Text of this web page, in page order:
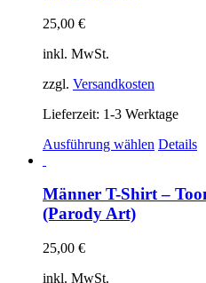
gewählt
werden
25,00 €
inkl. MwSt.
zzgl. Versandkosten
Lieferzeit: 1-3 Werktage
Ausführung wählen Dieses
mehrere
Details
Männer T-Shirt –
(Parody Art)
25,00 €
inkl. MwSt.